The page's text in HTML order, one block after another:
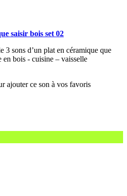
saisir bois set 02
3 sons d’un plat en céramique que
en bois - cuisine – vaisselle